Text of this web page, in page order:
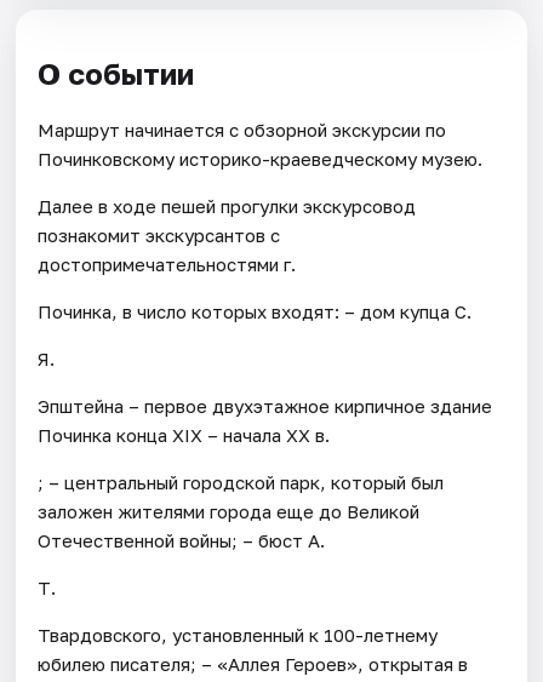
О событии
Маршрут начинается с обзорной экскурсии по
Починковскому историко-краеведческому музею.
Далее в ходе пешей прогулки экскурсовод
познакомит экскурсантов с
достопримечательностями г.
Починка, в число которых входят: – дом купца С.
Я.
Эпштейна – первое двухэтажное кирпичное здание
Починка конца XIX – начала XX в.
; – центральный городской парк, который был
заложен жителями города еще до Великой
Отечественной войны; – бюст А.
Т.
Твардовского, установленный к 100-летнему
юбилею писателя; – «Аллея Героев», открытая в